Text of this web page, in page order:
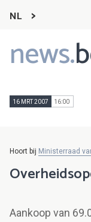
NL
news.
Main
navigation
16 MRT 2007 16:00
Hoort bij Ministerraad
Aankoop van